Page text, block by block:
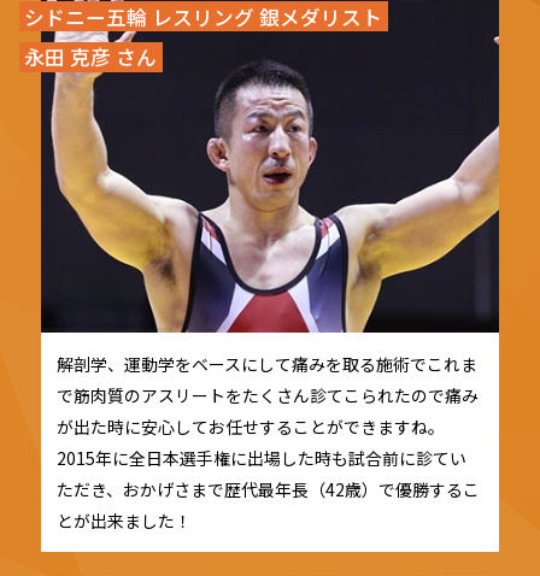
シドニー五輪 レスリング 銀メダリスト
永田 克彦 さん
解剖学、運動学をベースにして痛みを取る施術でこれま
で筋肉質のアスリートをたくさん診てこられたので痛み
が出た時に安心してお任せすることができますね。
2015年に全日本選手権に出場した時も試合前に診てい
ただき、おかげさまで歴代最年長（42歳）で優勝するこ
とが出来ました！